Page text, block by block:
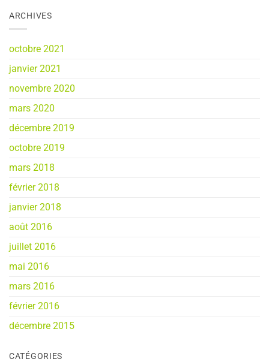
ARCHIVES
octobre 2021
janvier 2021
novembre 2020
mars 2020
décembre 2019
octobre 2019
mars 2018
février 2018
janvier 2018
août 2016
juillet 2016
mai 2016
mars 2016
février 2016
décembre 2015
CATÉGORIES